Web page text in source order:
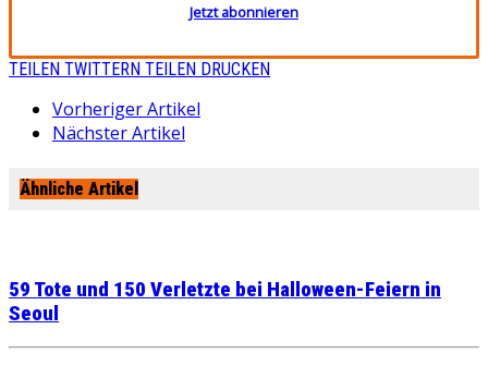
Jetzt abonnieren
TEILEN TWITTERN TEILEN DRUCKEN
Vorheriger Artikel
Nächster Artikel
Ähnliche Artikel
59 Tote und 150 Verletzte bei Halloween-Feiern in
Seoul